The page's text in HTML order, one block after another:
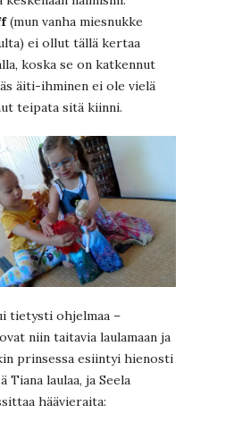
(mun vanha miesnukke
ei ollut tällä kertaa
koska se on katkennut
äiti-ihminen ei ole vielä
teipata sitä kiinni.
tietysti ohjelmaa –
niin taitavia laulamaan ja
prinsessa esiintyi hienosti
Tiana laulaa, ja Seela
häävieraita: